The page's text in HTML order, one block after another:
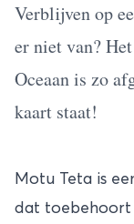
Verblijven op
er niet van?
Oceaan is zo
kaart staat!
Motu Teta is
dat toebehoort